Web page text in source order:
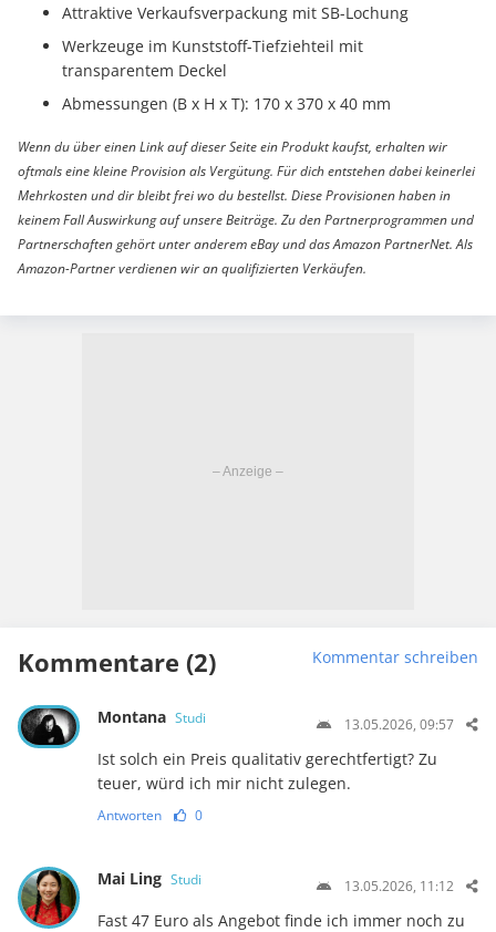
Attraktive Verkaufsverpackung mit SB-Lochung
Werkzeuge im Kunststoff-Tiefziehteil mit
transparentem Deckel
Abmessungen (B x H x T): 170 x 370 x 40 mm
Wenn du über einen Link auf dieser Seite ein Produkt kaufst, erhalten wir
oftmals eine kleine Provision als Vergütung. Für dich entstehen dabei keinerlei
Mehrkosten und dir bleibt frei wo du bestellst. Diese Provisionen haben in
keinem Fall Auswirkung auf unsere Beiträge. Zu den Partnerprogrammen und
Partnerschaften gehört unter anderem eBay und das Amazon PartnerNet. Als
Amazon-Partner verdienen wir an qualifizierten Verkäufen.
Kommentare (2) Kommentar schreiben
Montana Studi 13.05.2026, 09:57
Ist solch ein Preis qualitativ gerechtfertigt? Zu
teuer, würd ich mir nicht zulegen.
Antworten 0
Mai Ling Studi 13.05.2026, 11:12
Fast 47 Euro als Angebot finde ich immer noch zu